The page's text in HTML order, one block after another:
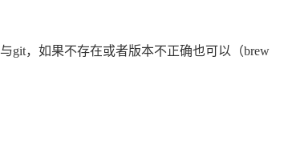
git，如果不存在或者版本不正确也可以（brew